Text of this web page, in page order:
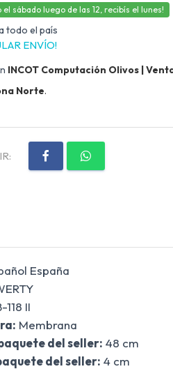
el sábado luego de las 12, recibís el lunes!
todo el país
ENVÍO!
INCOT Computación Olivos |
Norte.
España
118 II
Membrana
del seller: 48 cm
del seller: 4 cm